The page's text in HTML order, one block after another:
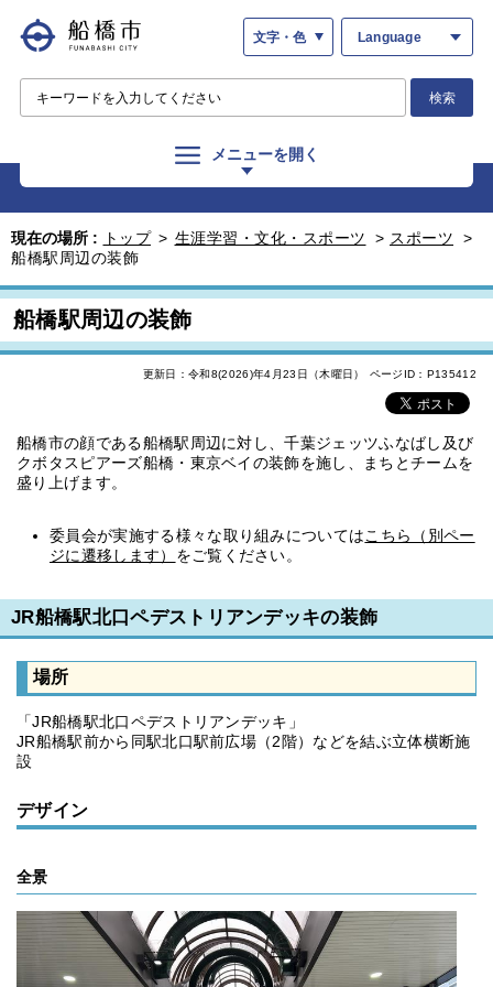
文字・色 Language
検索
メニューを開く
現在の場所 : トップ > 生涯学習・文化・スポーツ > スポーツ
>
船橋駅周辺の装飾
船橋駅周辺の装飾
更新日：令和8(2026)年4月23日（木曜日） ページID：P135412
船橋市の顔である船橋駅周辺に対し、千葉ジェッツふなばし及び
クボタスピアーズ船橋・東京ベイの装飾を施し、まちとチームを
盛り上げます。
委員会が実施する様々な取り組みについてはこちら（別ペー
ジに遷移します） をご覧ください。
JR船橋駅北口ペデストリアンデッキの装飾
場所
「JR船橋駅北口ペデストリアンデッキ」
JR船橋駅前から同駅北口駅前広場（2階）などを結ぶ立体横断施
設
デザイン
全景